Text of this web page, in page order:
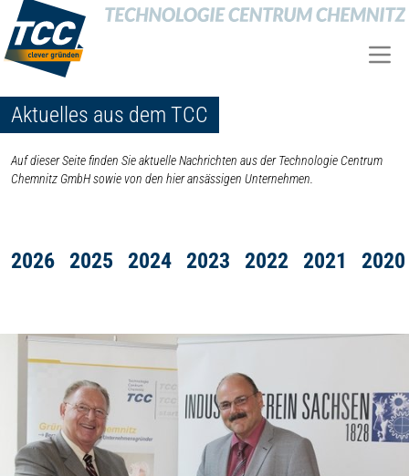
Aktuelles aus dem TCC
Auf dieser Seite finden Sie aktuelle Nachrichten aus der Technologie Centrum
Chemnitz GmbH sowie von den hier ansässigen Unternehmen.
2026 2025 2024 2023 2022 2021 2020